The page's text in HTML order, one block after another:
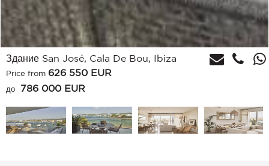
Здание San José, Cala De Bou, Ibiza
Price from 626 550 EUR
до 786 000 EUR